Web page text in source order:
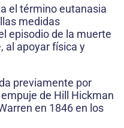
el término eutanasia
medidas
episodio de la muerte
al apoyar física y
previamente por
de Hill Hickman
en 1846 en los